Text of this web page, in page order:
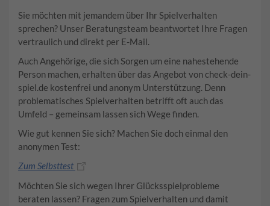
Sie möchten mit jemandem über Ihr Spielverhalten
sprechen? Unser Beratungsteam beantwortet Ihre Fragen
vertraulich und direkt per E-Mail.
Auch Angehörige, die sich Sorgen um eine nahestehende
Person machen, erhalten über das Angebot von check-dein-
spiel.de kostenfrei und anonym Unterstützung. Denn
problematisches Spielverhalten betrifft oft auch das
Umfeld – gemeinsam lassen sich Wege finden.
Wie gut kennen Sie sich? Machen Sie doch einmal den
anonymen Test:
Zum Selbsttest
Möchten Sie sich wegen Ihrer Glücksspielprobleme
beraten lassen? Fragen zum Spielverhalten und damit